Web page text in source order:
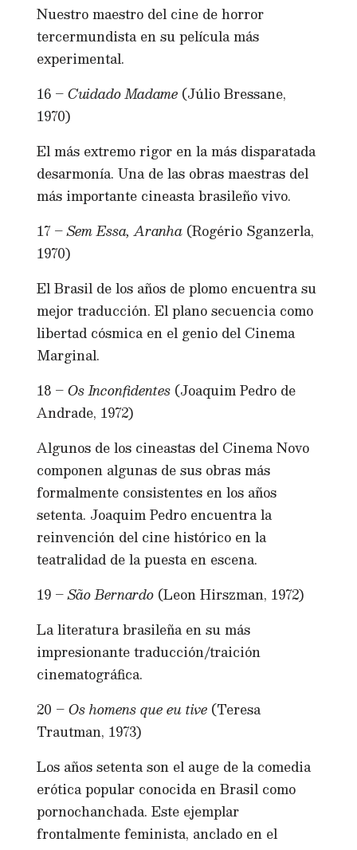
Nuestro maestro del cine de horror
tercermundista en su película más
experimental.
16 –Cuidado Madame (Júlio Bressane,
1970)
El más extremo rigor en la más disparatada
desarmonía. Una de las obras maestras del
más importante cineasta brasileño vivo.
17 –Sem Essa, Aranha (Rogério Sganzerla,
1970)
El Brasil de los años de plomo encuentra su
mejor traducción. El plano secuencia como
libertad cósmica en el genio del Cinema
Marginal.
18 –Os Inconfidentes (Joaquim Pedro de
Andrade, 1972)
Algunos de los cineastas del Cinema Novo
componen algunas de sus obras más
formalmente consistentes en los años
setenta. Joaquim Pedro encuentra la
reinvención del cine histórico en la
teatralidad de la puesta en escena.
19 –São Bernardo (Leon Hirszman, 1972)
La literatura brasileña en su más
impresionante traducción/traición
cinematográfica.
20 –Os homens que eu tive (Teresa
Trautman, 1973)
Los años setenta son el auge de la comedia
erótica popular conocida en Brasil como
pornochanchada. Este ejemplar
frontalmente feminista, anclado en el